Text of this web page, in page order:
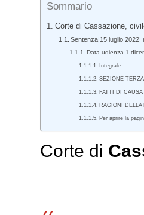
Sommario
Corte di Cassazione,
Sentenza|15 luglio
Data udienza 1
Integrale
SEZIONE
FATTI DI CAUSA
RAGIONI DELLA
Per aprire la
Corte di